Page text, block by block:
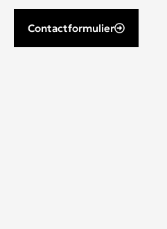
Contactformulier